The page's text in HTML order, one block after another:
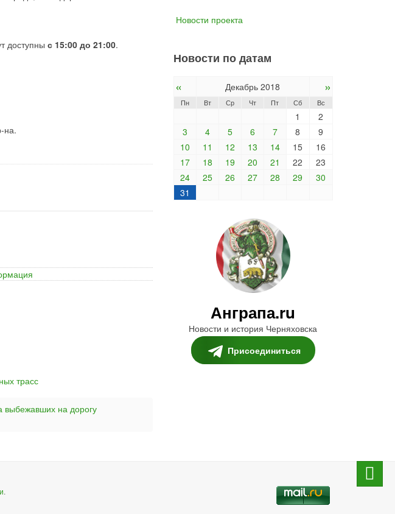
доступны с 15:00 до 21:00.
на.
трасс
выбежавших на дорогу
Новости проекта
Новости по датам
« Декабрь 2018 »
Пн Вт Ср Чт Пт Сб Вс
1
2
3
4 5 6 7 8
9
10
11 12 13 14 15
16
17
18 19 20 21 22
23
24
25 26 27 28 29
30
31
Анграпа.ru
Новости и история Черняховска
Присоединиться
.